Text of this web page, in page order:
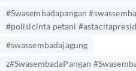
#Swasembadapangan
#polisicinta petani
#swassembadajagung
z#SwasembadaPangan